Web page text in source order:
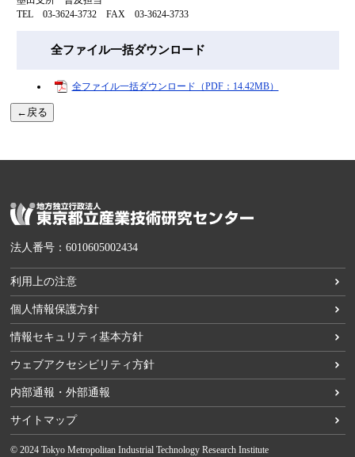
TEL 03-3624-3732 FAX 03-3624-3733
全ファイル一括ダウンロード
全ファイル一括ダウンロード（PDF：14.42MB）
←戻る
法人番号：6010605002434
利用上の注意
個人情報保護方針
情報セキュリティ基本方針
ウェブアクセシビリティ方針
内部通報・外部通報
サイトマップ
© 2024 Tokyo Metropolitan Industrial Technology Research Institute